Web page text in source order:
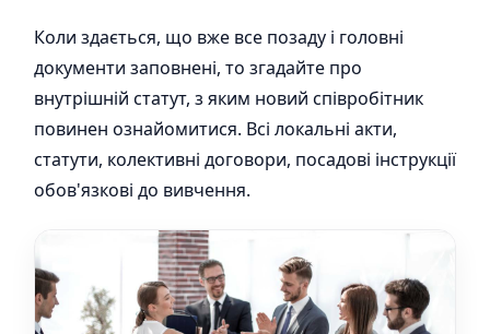
Коли здається, що вже все позаду і головні
документи заповнені, то згадайте про
внутрішній статут, з яким новий співробітник
повинен ознайомитися. Всі локальні акти,
статути, колективні договори, посадові інструкції
обов'язкові до вивчення.